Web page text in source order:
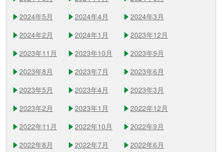
2024年5月
2024年4月
2024年3月
2024年2月
2024年1月
2023年12月
2023年11月
2023年10月
2023年9月
2023年8月
2023年7月
2023年6月
2023年5月
2023年4月
2023年3月
2023年2月
2023年1月
2022年12月
2022年11月
2022年10月
2022年9月
2022年8月
2022年7月
2022年6月